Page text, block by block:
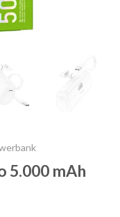
5.000 mAh